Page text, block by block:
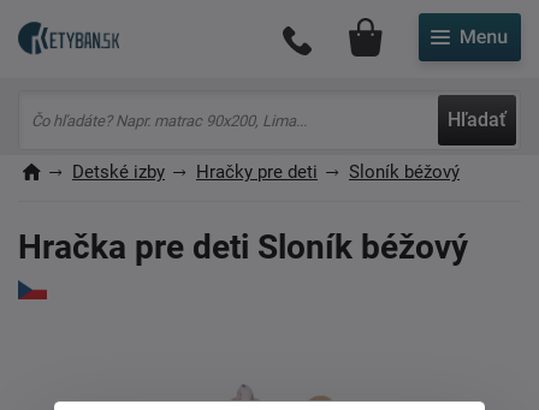
Hľadať
Môj účet
Detské izby Hračky pre deti Sloník béžový
Hračka pre deti Sloník béžový